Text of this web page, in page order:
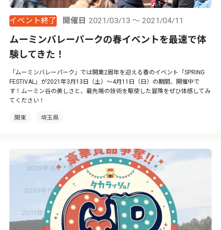
イベント終了 開催日 2021/03/13 ～ 2021/04/11
ムーミンバレーパークの春イベントを最速で体
験してきた！
「ムーミンバレーパーク」では開業2周年を迎える春のイベント「SPRING
FESTIVAL」が2021年3月13日（土）～4月11日（日）の期間、開催中で
す！ムーミン谷の美しさと、最先端の技術を駆使した冒険をぜひ体感してみ
てください！
関東 埼玉県